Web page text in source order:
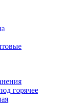
горячее